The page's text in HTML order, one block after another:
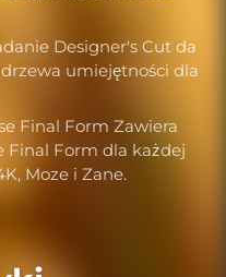
Designer's Cut da
umiejętności dla
Final Form Zawiera
Final Form dla każdej
Moze i Zane.